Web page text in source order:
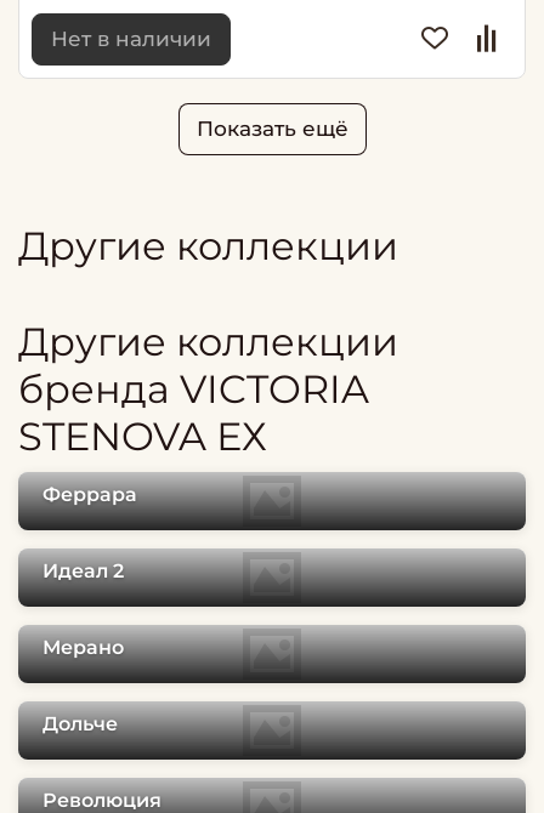
Нет в наличии
Показать ещё
Другие коллекции
Другие коллекции
бренда VICTORIA
STENOVA ЕХ
Феррара
Идеал 2
Мерано
Дольче
Революция